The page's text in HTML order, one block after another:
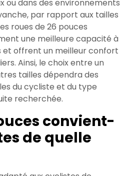
ou dans des environnements
par rapport aux tailles
roues de 26 pouces
une meilleure capacité à
et offrent un meilleur confort
Ainsi, le choix entre un
tailles dépendra des
du cycliste et du type
recherchée.
convient-
de quelle